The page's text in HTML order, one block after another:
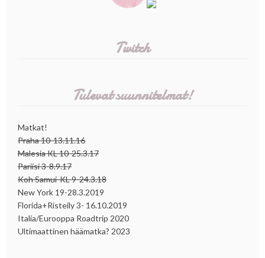
Twitch
Tulevat suunnitelmat!
Matkat!
Praha 10-13.11.16
Malesia KL 10-25.3.17
Pariisi 3-8.9.17
Koh Samui-KL 9-24.3.18
New York 19-28.3.2019
Florida+Risteily 3- 16.10.2019
Italia/Eurooppa Roadtrip 2020
Ultimaattinen häämatka? 2023